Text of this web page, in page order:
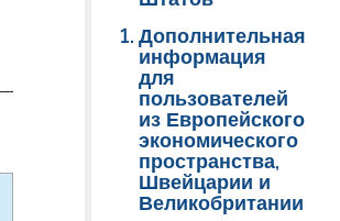
Дополнительная
информация
для
пользователей
из Европейского
экономического
пространства,
Швейцарии и
Великобритании